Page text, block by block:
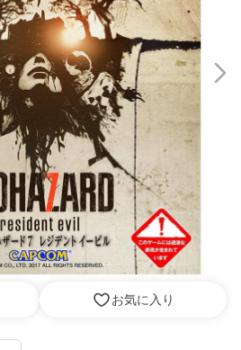
お気に入り